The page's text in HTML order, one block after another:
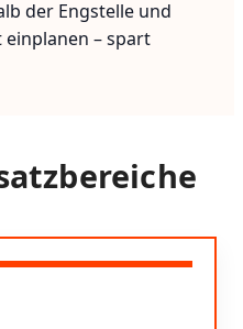
der Engstelle und
einplanen – spart